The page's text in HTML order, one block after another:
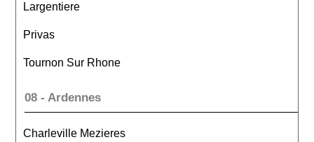
Largentiere
Privas
Tournon Sur Rhone
08 - Ardennes
Charleville Mezieres